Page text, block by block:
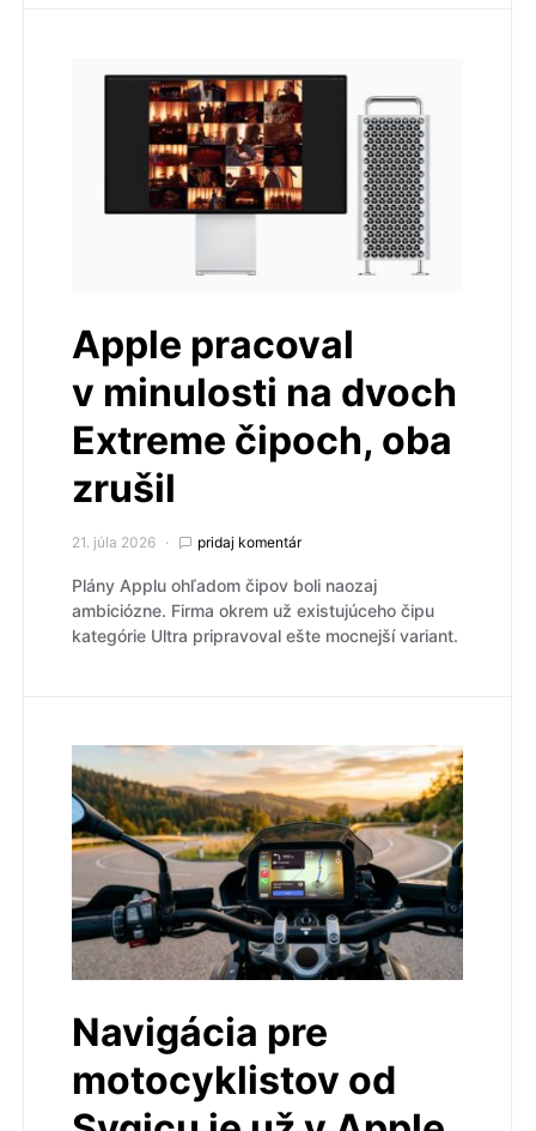
Apple pracoval
v minulosti na dvoch
Extreme čipoch, oba
zrušil
21. júla 2026 pridaj komentár
Plány Applu ohľadom čipov boli naozaj
ambiciózne. Firma okrem už existujúceho čipu
kategórie Ultra pripravoval ešte mocnejší variant.
Navigácia pre
motocyklistov od